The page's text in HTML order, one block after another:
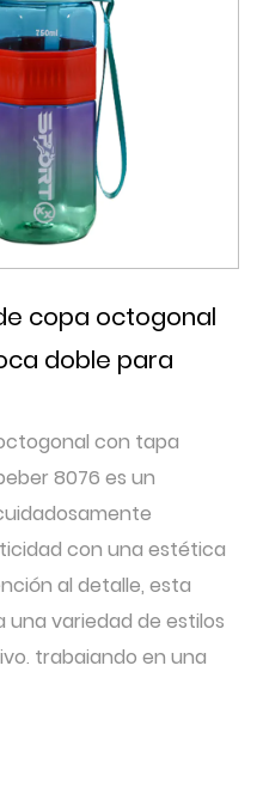
copa octogonal
doble para
con tapa
8076 es un
con una estética
al detalle, esta
una variedad de estilos
trabajando en una
A continuación
de este